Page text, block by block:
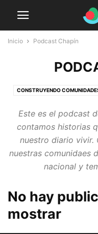
Inicio Podcast Chapín
CONSTRUYENDO
LA VOZ DEL MIGRANTE
POSTALES
Este es el podcast
contamos historias
nuestro diario vivir.
nuestras comunidaes
nacional y
No hay
mostrar